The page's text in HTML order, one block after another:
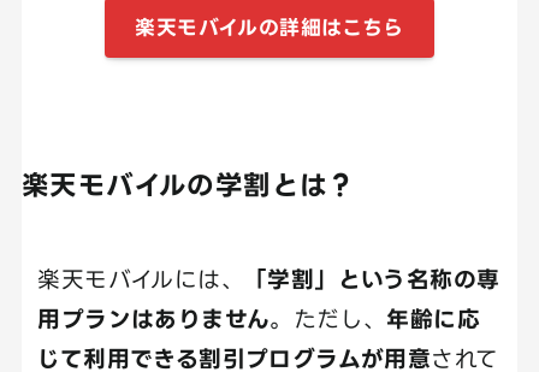
楽天モバイルの詳細はこちら
楽天モバイルの学割とは？
楽天モバイルには、
「学割」という名称の専
用プランはありません。ただし、 年齢に応
じて利用できる割引プログラムが用意されて